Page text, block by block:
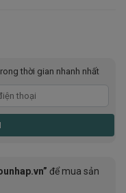
thời gian nhanh nhất
để mua sản